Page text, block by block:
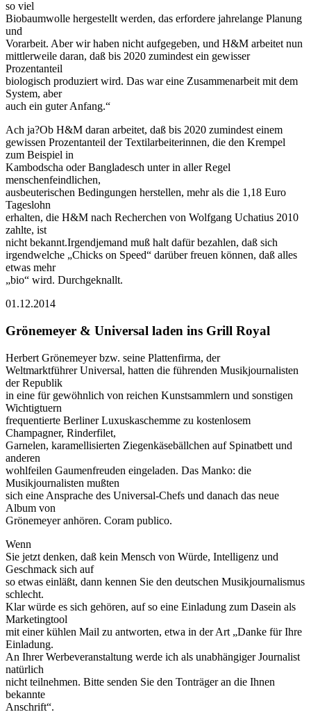
so viel
Biobaumwolle hergestellt werden, das erfordere jahrelange Planung
und
Vorarbeit. Aber wir haben nicht aufgegeben, und H&M arbeitet nun
mittlerweile daran, daß bis 2020 zumindest ein gewisser
Prozentanteil
biologisch produziert wird. Das war eine Zusammenarbeit mit dem
System, aber
auch ein guter Anfang.“
Ach ja?Ob H&M daran arbeitet, daß bis 2020 zumindest einem
gewissen Prozentanteil der Textilarbeiterinnen, die den Krempel
zum Beispiel in
Kambodscha oder Bangladesch unter in aller Regel
menschenfeindlichen,
ausbeuterischen Bedingungen herstellen, mehr als die 1,18 Euro
Tageslohn
erhalten, die H&M nach Recherchen von Wolfgang Uchatius 2010
zahlte, ist
nicht bekannt.Irgendjemand muß halt dafür bezahlen, daß sich
irgendwelche „Chicks on Speed“ darüber freuen können, daß alles
etwas mehr
„bio“ wird. Durchgeknallt.
01.12.2014
Grönemeyer & Universal laden ins Grill Royal
Herbert Grönemeyer bzw. seine Plattenfirma, der
Weltmarktführer Universal, hatten die führenden Musikjournalisten
der Republik
in eine für gewöhnlich von reichen Kunstsammlern und sonstigen
Wichtigtuern
frequentierte Berliner Luxuskaschemme zu kostenlosem
Champagner, Rinderfilet,
Garnelen, karamellisierten Ziegenkäsebällchen auf Spinatbett und
anderen
wohlfeilen Gaumenfreuden eingeladen. Das Manko: die
Musikjournalisten mußten
sich eine Ansprache des Universal-Chefs und danach das neue
Album von
Grönemeyer anhören. Coram publico.
Wenn
Sie jetzt denken, daß kein Mensch von Würde, Intelligenz und
Geschmack sich auf
so etwas einläßt, dann kennen Sie den deutschen Musikjournalismus
schlecht.
Klar würde es sich gehören, auf so eine Einladung zum Dasein als
Marketingtool
mit einer kühlen Mail zu antworten, etwa in der Art „Danke für Ihre
Einladung.
An Ihrer Werbeveranstaltung werde ich als unabhängiger Journalist
natürlich
nicht teilnehmen. Bitte senden Sie den Tonträger an die Ihnen
bekannte
Anschrift“.